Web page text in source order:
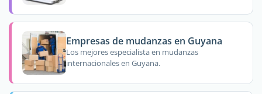
Empresas de mudanzas en Guyana
Los mejores especialista en mudanzas
internacionales en Guyana.